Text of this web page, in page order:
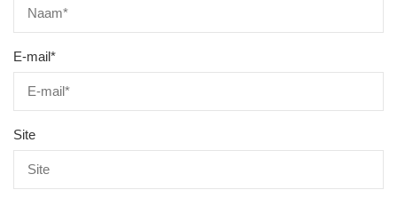
E-mail*
Site